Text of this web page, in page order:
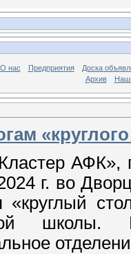
О нас Предприятия
Доска
Архив
АФК»,
г. во
«круглый